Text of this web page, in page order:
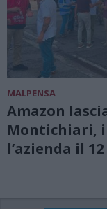
MALPENSA
Amazon
Montichiari,
l’azienda il